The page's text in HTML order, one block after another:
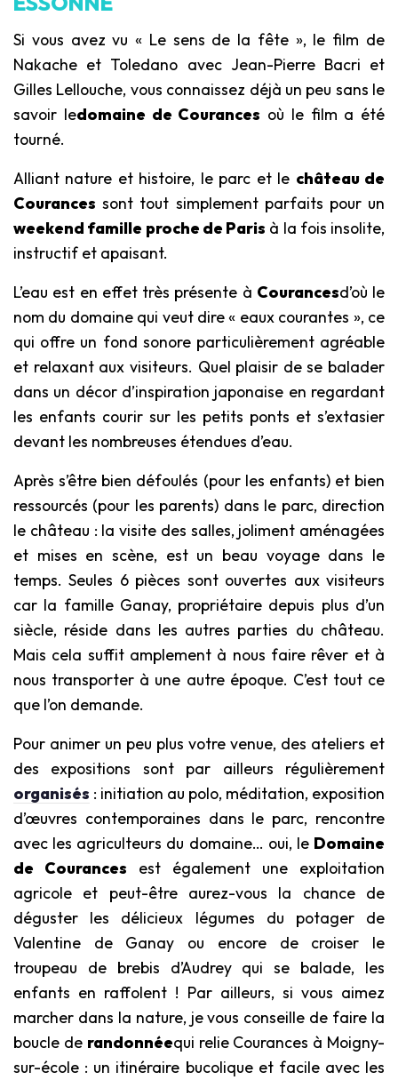
Si vous avez vu « Le sens de la fête », le film de
Nakache et Toledano avec Jean-Pierre Bacri et
Gilles Lellouche, vous connaissez déjà un peu sans le
savoir ledomaine de Courances où le film a été
tourné.
Alliant nature et histoire, le parc et le château de
Courances sont tout simplement parfaits pour un
weekend famille proche de Paris à la fois insolite,
instructif et apaisant.
L’eau est en effet très présente à Courancesd’où le
nom du domaine qui veut dire « eaux courantes », ce
qui offre un fond sonore particulièrement agréable
et relaxant aux visiteurs. Quel plaisir de se balader
dans un décor d’inspiration japonaise en regardant
les enfants courir sur les petits ponts et s’extasier
devant les nombreuses étendues d’eau.
Après s’être bien défoulés (pour les enfants) et bien
ressourcés (pour les parents) dans le parc, direction
le château : la visite des salles, joliment aménagées
et mises en scène, est un beau voyage dans le
temps. Seules 6 pièces sont ouvertes aux visiteurs
car la famille Ganay, propriétaire depuis plus d’un
siècle, réside dans les autres parties du château.
Mais cela suffit amplement à nous faire rêver et à
nous transporter à une autre époque. C’est tout ce
que l’on demande.
Pour animer un peu plus votre venue, des ateliers et
des expositions sont par ailleurs régulièrement
organisés : initiation au polo, méditation, exposition
d’œuvres contemporaines dans le parc, rencontre
avec les agriculteurs du domaine… oui, le Domaine
de Courances est également une exploitation
agricole et peut-être aurez-vous la chance de
déguster les délicieux légumes du potager de
Valentine de Ganay ou encore de croiser le
troupeau de brebis d’Audrey qui se balade, les
enfants en raffolent ! Par ailleurs, si vous aimez
marcher dans la nature, je vous conseille de faire la
boucle de randonnéequi relie Courances à Moigny-
sur-école : un itinéraire bucolique et facile avec les